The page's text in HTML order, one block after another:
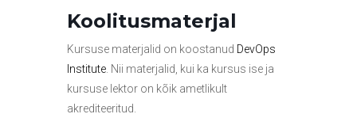
Koolitusmaterjal
Kursuse materjalid on koostanud DevOps
Institute . Nii materjalid, kui ka kursus ise ja
kursuse lektor on kõik ametlikult
akrediteeritud.